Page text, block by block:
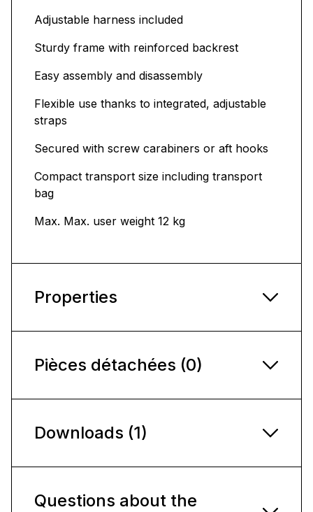
Adjustable harness included
Sturdy frame with reinforced backrest
Easy assembly and disassembly
Flexible use thanks to integrated, adjustable
straps
Secured with screw carabiners or aft hooks
Compact transport size including transport
bag
Max. Max. user weight 12 kg
Properties
Pièces détachées (0)
Downloads (1)
Questions about the